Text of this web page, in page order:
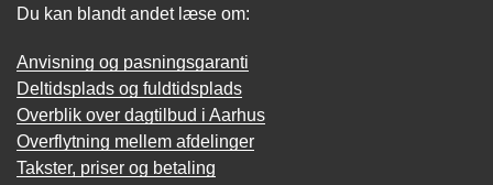
Du kan blandt andet læse om:
Anvisning og pasningsgaranti
Deltidsplads og fuldtidsplads
Overblik over dagtilbud i Aarhus
Overflytning mellem afdelinger
Takster, priser og betaling